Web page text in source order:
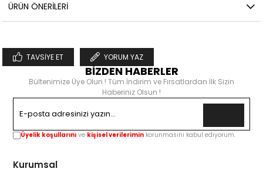
ÜRÜN ÖNERILERI
TAVSIYE ET YORUM YAZ
BİZDEN HABERLER
Bültenimize Üye Olun ! Tüm İndirim ve Fırsatlardan İlk Sizin
Haberiniz Olsun !
Üyelik koşullarını ve kişisel verilerimin korunmasını kabul ediyorum.
Kurumsal